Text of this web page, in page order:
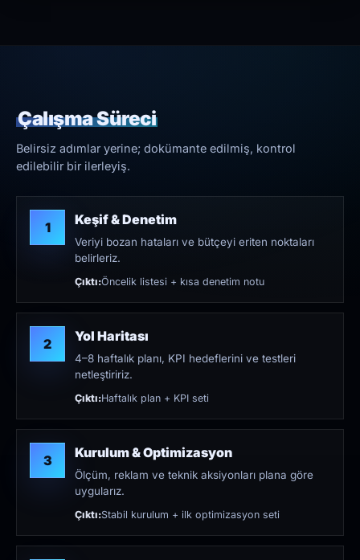
Çalışma Süreci
Belirsiz adımlar yerine; dokümante edilmiş, kontrol
edilebilir bir ilerleyiş.
1 Keşif & Denetim
Veriyi bozan hataları ve bütçeyi eriten noktaları
belirleriz.
Çıktı:Öncelik listesi + kısa denetim notu
2 Yol Haritası
4–8 haftalık planı, KPI hedeflerini ve testleri
netleştiririz.
Çıktı:Haftalık plan + KPI seti
3 Kurulum & Optimizasyon
Ölçüm, reklam ve teknik aksiyonları plana göre
uygularız.
Çıktı:Stabil kurulum + ilk optimizasyon seti